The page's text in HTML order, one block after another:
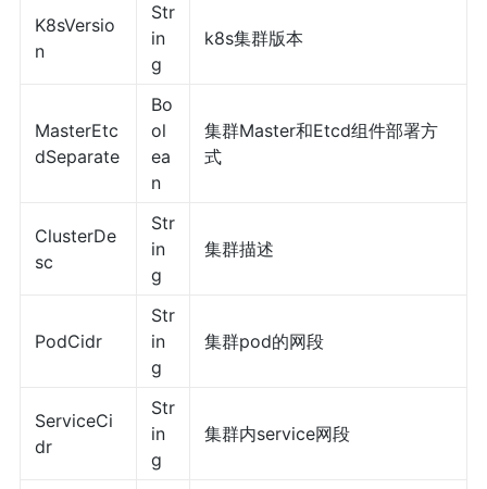
K8sVersio
n
Str
in
g
k8s集群版本
MasterEtc
dSeparate
Bo
ol
ea
n
集群Master和Etcd组件部署方
式
ClusterDe
sc
Str
in
g
集群描述
PodCidr
Str
in
g
集群pod的网段
ServiceCi
dr
Str
in
g
集群内service网段